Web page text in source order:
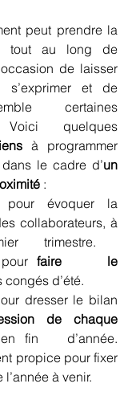
peut prendre la
tout au long de
de laisser
s’exprimer et de
certaines
à programmer
le cadre d’un
:
collaborateurs, à
l’issue du premier 	trimestre.
pour faire 	le
congés d’été.
dresser le bilan
de chaque
d’année.
propice pour fixer
à venir.